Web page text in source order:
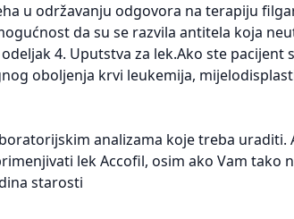
u održavanju odgovora na terapiju
da su se razvila antitela koja
4. Uputstva za lek.Ako ste
oboljenja krvi leukemija,
analizama koje treba uraditi.
lek Accofil, osim ako Vam tako
starosti